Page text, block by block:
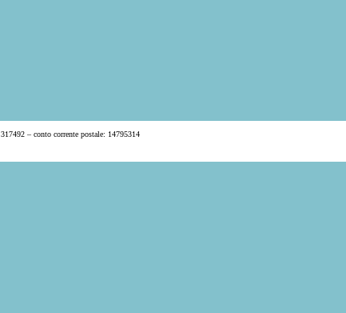
– conto corrente postale: 14795314